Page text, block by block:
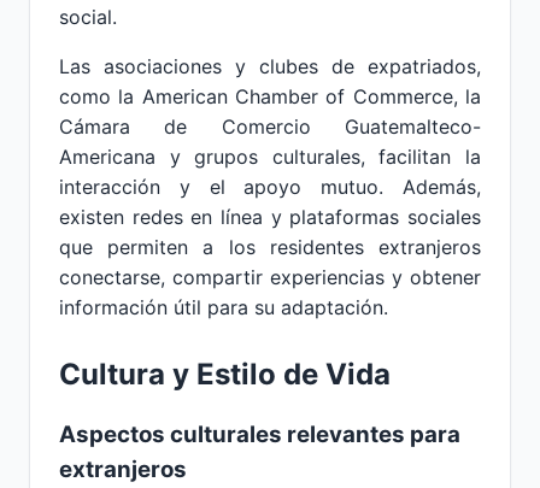
social.
Las asociaciones y clubes de expatriados,
como la American Chamber of Commerce, la
Cámara de Comercio Guatemalteco-
Americana y grupos culturales, facilitan la
interacción y el apoyo mutuo. Además,
existen redes en línea y plataformas sociales
que permiten a los residentes extranjeros
conectarse, compartir experiencias y obtener
información útil para su adaptación.
Cultura y Estilo de Vida
Aspectos culturales relevantes para
extranjeros